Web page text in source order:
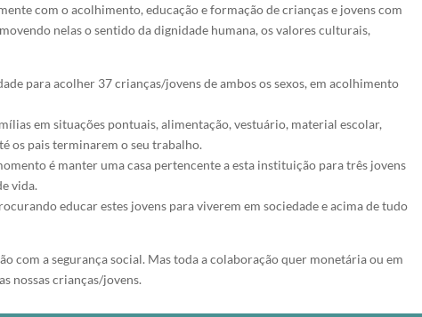
com o acolhimento, educação e formação de crianças e jovens com
nelas o sentido da dignidade humana, os valores culturais,
para acolher 37 crianças/jovens de ambos os sexos, em acolhimento
em situações pontuais, alimentação, vestuário, material escolar,
os pais terminarem o seu trabalho.
é manter uma casa pertencente a esta instituição para três jovens
vida.
educar estes jovens para viverem em sociedade e acima de tudo
com a segurança social. Mas toda a colaboração quer monetária ou em
nossas crianças/jovens.